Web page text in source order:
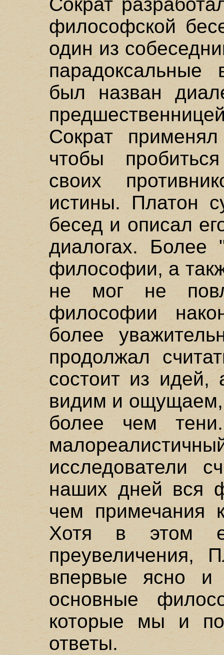
Сократ
философской
один из
парадоксальные
был назван
Сократ
чтобы
своих
истины. Платон
бесед и описал
диалогах. Более
философии, а
не мог не
философии
более
продолжал
состоит из
видим и ощущаем,
более чем
исследователи
наших дней вся
чем примечания
Хотя в этом
преувеличения,
впервые ясно и
основные
которые мы и
ответы.